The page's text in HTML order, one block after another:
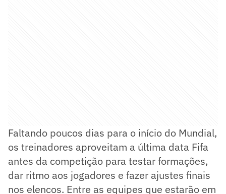
Faltando poucos dias para o início do Mundial,
os treinadores aproveitam a última data Fifa
antes da competição para testar formações,
dar ritmo aos jogadores e fazer ajustes finais
nos elencos. Entre as equipes que estarão em